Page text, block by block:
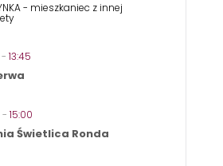
- mieszkaniec z innej
- 13:45
- 15:00
Świetlica Ronda